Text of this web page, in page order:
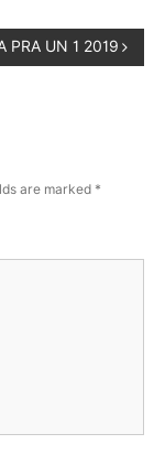
PRA UN 1 2019
are marked *